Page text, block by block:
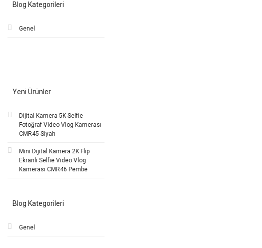
Blog Kategorileri
Genel
Yeni Ürünler
Dijital Kamera 5K Selfie
Fotoğraf Video Vlog Kamerası
CMR45 Siyah
Mini Dijital Kamera 2K Flip
Ekranlı Selfie Video Vlog
Kamerası CMR46 Pembe
Blog Kategorileri
Genel